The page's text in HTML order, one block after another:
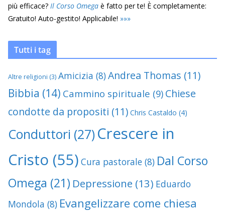
più efficace? Il Corso Omega è fatto per te! È completamente:
Gratuito! Auto-gestito! Applicabile! »»»
Tutti i tag
Altre religioni (3) Amicizia (8)Andrea Thomas (11)
Bibbia (14) Cammino spirituale (9) Chiese
condotte da propositi (11) Chris Castaldo (4)
Conduttori (27) Crescere in
Cristo (55) Cura pastorale (8) Dal Corso
Omega (21) Depressione (13) Eduardo
Mondola (8) Evangelizzare come chiesa